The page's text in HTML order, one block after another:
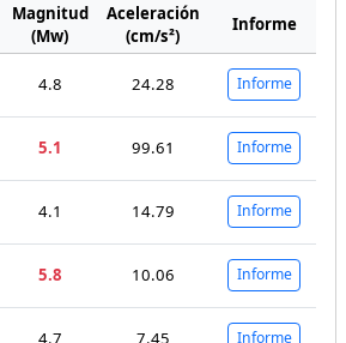
Magnitud
(Mw)
Aceleración
(cm/s²)
Informe
4.8 24.28 Informe
5.1 99.61 Informe
4.1 14.79 Informe
5.8 10.06 Informe
4.7 7.45 Informe